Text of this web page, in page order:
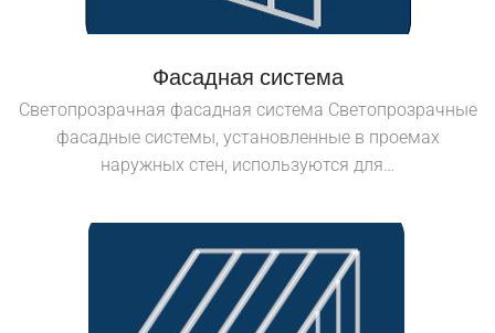
Фасадная система
Светопрозрачная фасадная система Светопрозрачные
фасадные системы, установленные в проемах
наружных стен, используются для…